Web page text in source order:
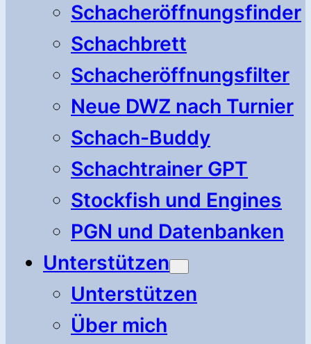
Schacheröffnungsfinder
Schachbrett
Schacheröffnungsfilter
Neue DWZ nach Turnier
Schach-Buddy
Schachtrainer GPT
Stockfish und Engines
PGN und Datenbanken
Unterstützen
Unterstützen
Über mich